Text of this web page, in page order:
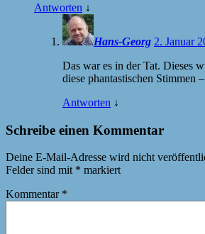
Antworten ↓
Hans-Georg 2. Januar
Das war es in der Tat. Dieses
diese phantastischen Stimmen
Antworten ↓
Schreibe einen Kommentar
Deine E-Mail-Adresse wird nicht
Felder sind mit * markiert
Kommentar *